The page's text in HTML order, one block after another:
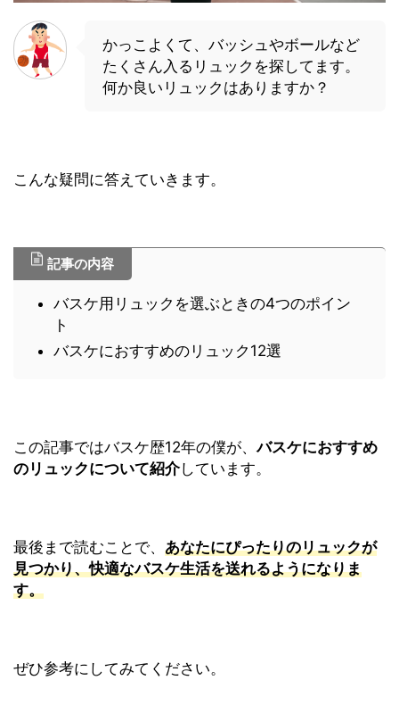
かっこよくて、バッシュやボールなど
たくさん入るリュックを探してます。
何か良いリュックはありますか？
こんな疑問に答えていきます。
記事の内容
バスケ用リュックを選ぶときの4つのポイン
ト
バスケにおすすめのリュック12選
この記事ではバスケ歴12年の僕が、バスケにおすすめ
のリュックについて紹介しています。
最後まで読むことで、 あなたにぴったりのリュックが
見つかり、快適なバスケ生活を送れるようになりま
す。
ぜひ参考にしてみてください。